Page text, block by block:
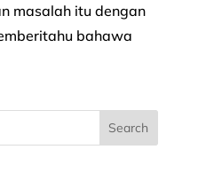
masalah itu dengan
bahawa